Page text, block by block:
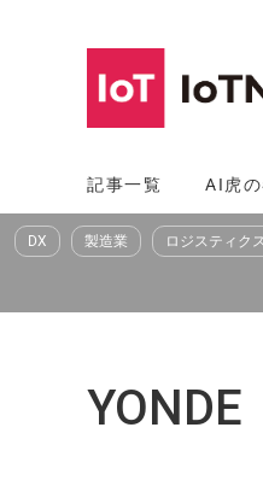
へ
ス
記事一覧 AI虎の
DX 製造業 ロジスティク
YONDE